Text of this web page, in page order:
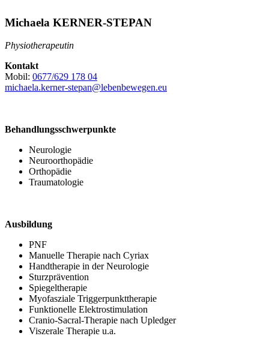
Michaela KERNER-STEPAN
Physiotherapeutin
Kontakt
Mobil: 0677/629 178 04
michaela.kerner-stepan@lebenbewegen.eu
Behandlungsschwerpunkte
Neurologie
Neuroorthopädie
Orthopädie
Traumatologie
Ausbildung
PNF
Manuelle Therapie nach Cyriax
Handtherapie in der Neurologie
Sturzprävention
Spiegeltherapie
Myofasziale Triggerpunkttherapie
Funktionelle Elektrostimulation
Cranio-Sacral-Therapie nach Upledger
Viszerale Therapie u.a.